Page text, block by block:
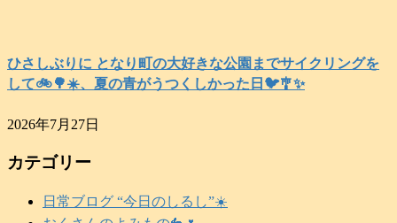
ひさしぶりに となり町の大好きな公園までサイクリングを
して🚲️🌳☀️、夏の青がうつくしかった日🐦️🎐✨️
2026年7月27日
カテゴリー
日常ブログ “今日のしるし”☀️